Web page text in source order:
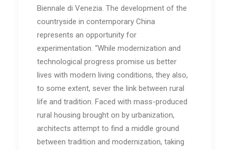
Biennale di Venezia. The development of the
countryside in contemporary China
represents an opportunity for
experimentation. “While modernization and
technological progress promise us better
lives with modern living conditions, they also,
to some extent, sever the link between rural
life and tradition. Faced with mass-produced
rural housing brought on by urbanization,
architects attempt to find a middle ground
between tradition and modernization, taking